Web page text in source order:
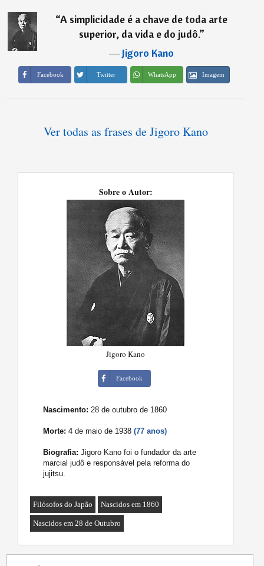
“A simplicidade é a chave de toda arte
superior, da vida e do judô.”
―Jigoro Kano
Facebook Twitter WhatsApp Imagem
Ver todas as frases de Jigoro Kano
Sobre o Autor:
Jigoro Kano
Facebook
Nascimento: 28 de outubro de 1860
Morte: 4 de maio de 1938(77 anos)
Biografia: Jigoro Kano foi o fundador da arte
marcial judô e responsável pela reforma do
jujitsu.
Filósofos do Japão Nascidos em 1860
Nascidos em 28 de Outubro